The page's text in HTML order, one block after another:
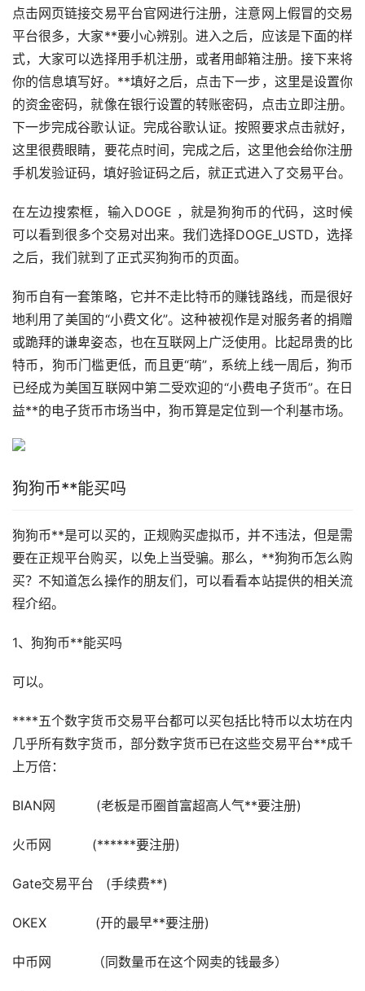
点击网页链接交易平台官网进行注册，注意网上假冒的交易
平台很多，大家**要小心辨别。进入之后，应该是下面的样
式，大家可以选择用手机注册，或者用邮箱注册。接下来将
你的信息填写好。**填好之后，点击下一步，这里是设置你
的资金密码，就像在银行设置的转账密码，点击立即注册。
下一步完成谷歌认证。完成谷歌认证。按照要求点击就好，
这里很费眼睛，要花点时间，完成之后，这里他会给你注册
手机发验证码，填好验证码之后，就正式进入了交易平台。
在左边搜索框，输入DOGE ，就是狗狗币的代码，这时候
可以看到很多个交易对出来。我们选择DOGE_USTD，选择
之后，我们就到了正式买狗狗币的页面。
狗币自有一套策略，它并不走比特币的赚钱路线，而是很好
地利用了美国的“小费文化”。这种被视作是对服务者的捐赠
或跪拜的谦卑姿态，也在互联网上广泛使用。比起昂贵的比
特币，狗币门槛更低，而且更“萌”，系统上线一周后，狗币
已经成为美国互联网中第二受欢迎的“小费电子货币”。在日
益**的电子货币市场当中，狗币算是定位到一个利基市场。
狗狗币**能买吗
狗狗币**是可以买的，正规购买虚拟币，并不违法，但是需
要在正规平台购买，以免上当受骗。那么，**狗狗币怎么购
买？不知道怎么操作的朋友们，可以看看本站提供的相关流
程介绍。
1、狗狗币**能买吗
可以。
****五个数字货币交易平台都可以买包括比特币以太坊在内
几乎所有数字货币，部分数字货币已在这些交易平台**成千
上万倍：
BIAN网 (老板是币圈首富超高人气**要注册)
火币网 (******要注册)
Gate交易平台 (手续费**)
OKEX (开的最早**要注册)
中币网 （同数量币在这个网卖的钱最多）